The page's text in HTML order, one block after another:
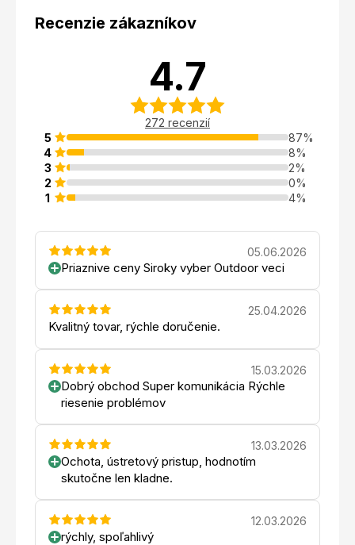
Recenzie zákazníkov
4.7
272 recenzií
5
87%
4
8%
3
2%
2
0%
1
4%
05.06.2026
Priaznive ceny Siroky vyber Outdoor veci
25.04.2026
Kvalitný tovar, rýchle doručenie.
15.03.2026
Dobrý obchod Super komunikácia Rýchle
riesenie problémov
13.03.2026
Ochota, ústretový pristup, hodnotím
skutočne len kladne.
12.03.2026
rýchly, spoľahlivý